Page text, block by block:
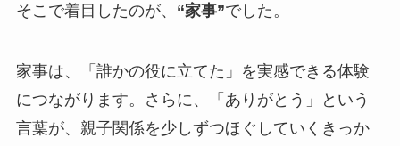
そこで着目したのが、 “家事”でした。
家事は、「誰かの役に立てた」を実感できる体験
につながります。さらに、「ありがとう」という
言葉が、親子関係を少しずつほぐしていくきっか